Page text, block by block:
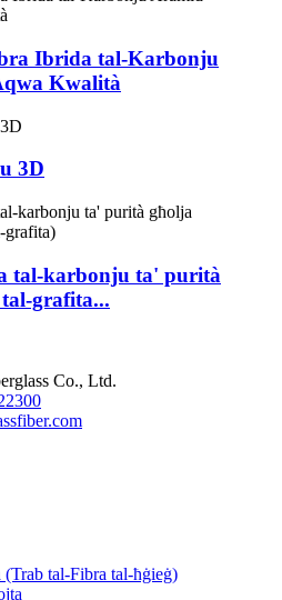
Ibrida tal-Karbonju
Kwalità
3D
tal-karbonju ta' purità
grafita...
Co., Ltd.
tal-Fibra tal-ħġieġ)